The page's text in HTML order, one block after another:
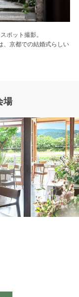
ポット撮影。
、京都での結婚式らしい
場